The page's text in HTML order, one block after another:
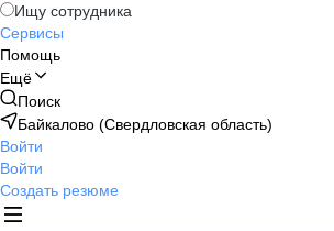
Ищу сотрудника
Сервисы
Помощь
Ещё
Поиск
Байкалово (Свердловская область)
Войти
Войти
Создать резюме